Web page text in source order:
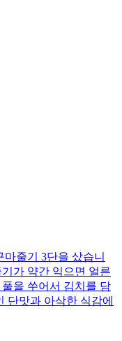
줄기 3단을 샀습니
가 약간 익으면 얼른
을 쑤어서 김치를 담
단맛과 아삭한 식감에